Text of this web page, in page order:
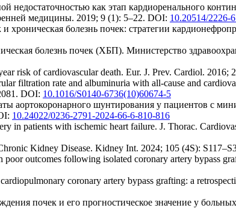
как этап кардиоренального
медицины. 2019; 9 (1): 5–22. DOI: 10.20514/2226-
болезнь почек: стратегии
болезнь почек (ХБП). Министерство
risk of cardiovascular death. Eur. J. Prev. Cardiol. 2016;
filtration rate and albuminuria with all-cause and
DOI: 10.1016/S0140-6736(10)60674-5
аортокоронарного шунтирования у пациентов с
10.24022/0236-2791-2024-66-6-810-816
in patients with ischemic heart failure. J. Thorac.
Kidney Disease. Kidney Int. 2024; 105 (4S):
outcomes following isolated coronary artery bypass
coronary artery bypass grafting: a
почек и его прогностическое значение у